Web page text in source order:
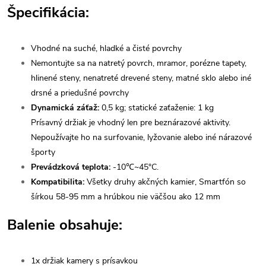
Špecifikácia:
Vhodné na suché, hladké a čisté povrchy
Nemontujte sa na natretý povrch, mramor, porézne tapety,
hlinené steny, nenatreté drevené steny, matné sklo alebo iné
drsné a priedušné povrchy
Dynamická záťaž: 0,5 kg; statické zaťaženie: 1 kg
Prísavný držiak je vhodný len pre beznárazové aktivity.
Nepoužívajte ho na surfovanie, lyžovanie alebo iné nárazové
športy
Prevádzková teplota: -10℃~45°C.
Kompatibilita: Všetky druhy akčných kamier, Smartfón so
šírkou 58-95 mm a hrúbkou nie väčšou ako 12 mm
Balenie obsahuje:
1x držiak kamery s prísavkou